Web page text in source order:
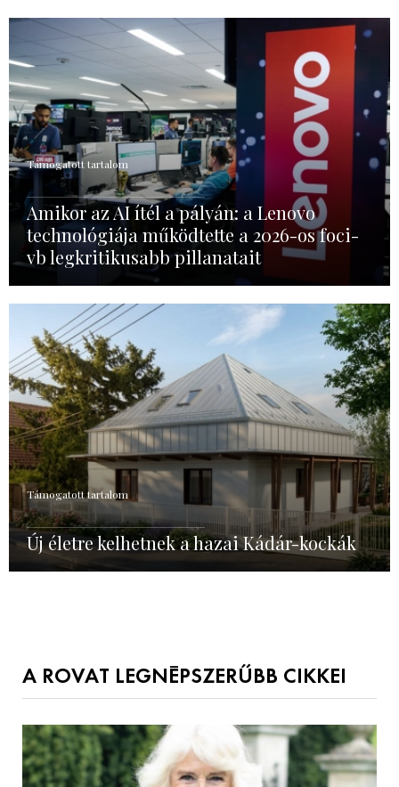
Támogatott tartalom
Amikor az AI ítél a pályán: a Lenovo
technológiája működtette a 2026-os foci-
vb legkritikusabb pillanatait
Támogatott tartalom
Új életre kelhetnek a hazai Kádár-kockák
A ROVAT LEGNÉPSZERŰBB CIKKEI